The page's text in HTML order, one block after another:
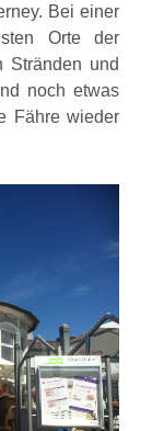
Bei einer
Orte der
Stränden und
noch etwas
Fähre wieder